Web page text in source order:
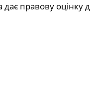
правову оцінку